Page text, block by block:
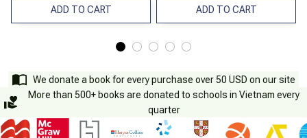
ADD TO CART ADD TO CART
We donate a book for every purchase over 50 USD on our site
More than 500+ books are donated to schools in Vietnam every
quarter